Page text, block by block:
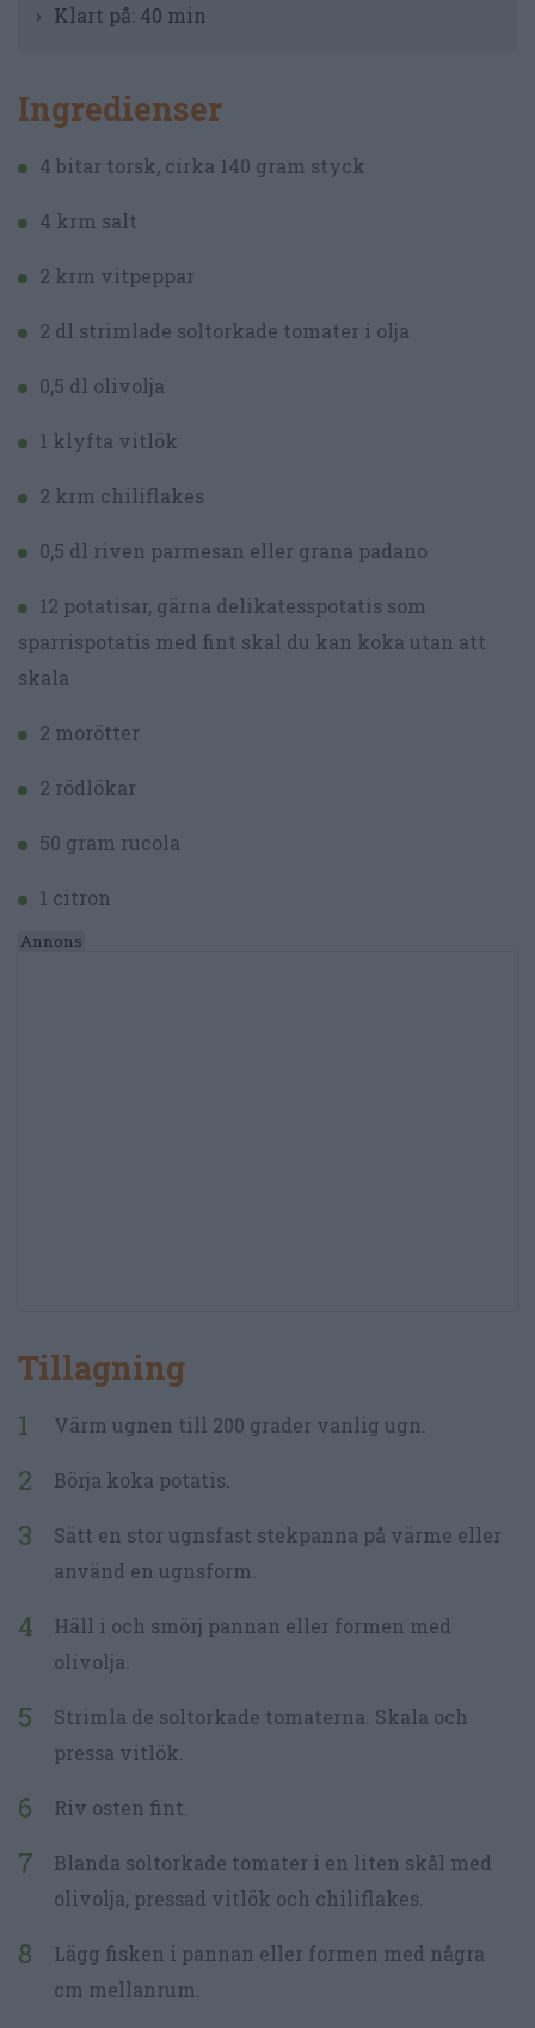
Klart på: 40 min
Ingredienser
4 bitar torsk, cirka 140 gram styck
4 krm salt
2 krm vitpeppar
2 dl strimlade soltorkade tomater i olja
0,5 dl olivolja
1 klyfta vitlök
2 krm chiliflakes
0,5 dl riven parmesan eller grana padano
12 potatisar, gärna delikatesspotatis som
sparrispotatis med fint skal du kan koka utan att
skala
2 morötter
2 rödlökar
50 gram rucola
1 citron
Tillagning
Värm ugnen till 200 grader vanlig ugn.
Börja koka potatis.
Sätt en stor ugnsfast stekpanna på värme eller
använd en ugnsform.
Häll i och smörj pannan eller formen med
olivolja.
Strimla de soltorkade tomaterna. Skala och
pressa vitlök.
Riv osten fint.
Blanda soltorkade tomater i en liten skål med
olivolja, pressad vitlök och chiliflakes.
Lägg fisken i pannan eller formen med några
cm mellanrum.